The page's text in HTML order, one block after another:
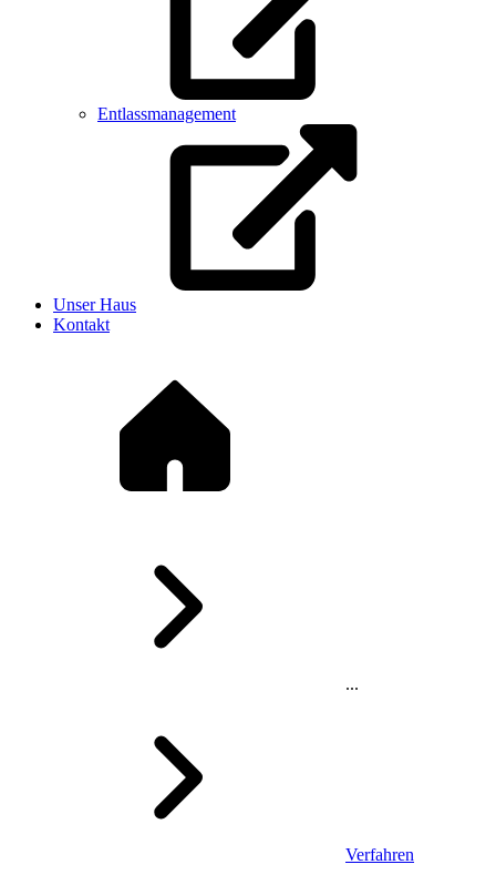
Entlassmanagement
Unser Haus
Kontakt
...
Verfahren